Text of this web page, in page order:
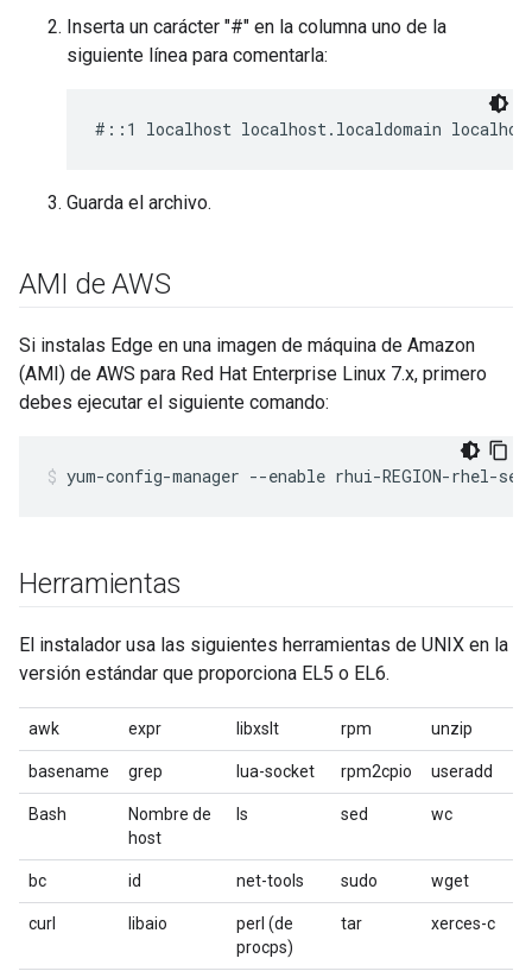
Inserta un carácter "#" en la columna uno de la
siguiente línea para comentarla:
#::1 localhost localhost.localdomain
Guarda el archivo.
AMI de AWS
Si instalas Edge en una imagen de máquina de Amazon
(AMI) de AWS para Red Hat Enterprise Linux 7.x, primero
debes ejecutar el siguiente comando:
yum-config-manager --enable rhui-REGION-rhel-
Herramientas
El instalador usa las siguientes herramientas de UNIX en la
versión estándar que proporciona EL5 o EL6.
awk expr libxslt rpm unzip
basename grep lua-socket rpm2cpio useradd
Bash
Nombre de
host
ls sed wc
bc id net-tools sudo wget
curl libaio
perl (de
procps)
tar xerces-c